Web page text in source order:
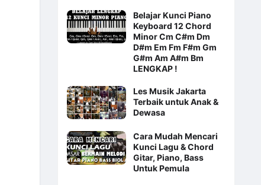
Belajar Kunci Piano
Keyboard 12 Chord
Minor Cm C#m Dm
D#m Em Fm F#m Gm
G#m Am A#m Bm
LENGKAP !
Les Musik Jakarta
Terbaik untuk Anak &
Dewasa
Cara Mudah Mencari
Kunci Lagu & Chord
Gitar, Piano, Bass
Untuk Pemula